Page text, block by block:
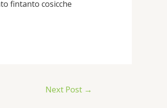
fintanto cosicche
Next Post →